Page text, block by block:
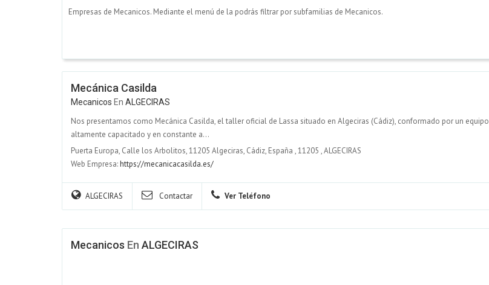
Empresas de Mecanicos. Mediante el menú de la podrás filtrar por subfamilias de Mecanicos.
Mecánica Casilda
Mecanicos En ALGECIRAS
Nos presentamos como Mecánica Casilda, el taller oficial de Lassa situado en Algeciras (Cádiz), conformado por un equipo
altamente capacitado y en constante a...
Puerta Europa, Calle los Arbolitos, 11205 Algeciras, Cádiz, España ,11205 ,ALGECIRAS
Web Empresa:https://mecanicacasilda.es/
ALGECIRAS Contactar Ver Teléfono
Mecanicos En ALGECIRAS